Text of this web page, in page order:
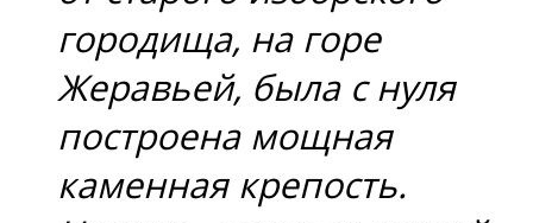
городища, на горе
Жеравьей, была с нуля
построена мощная
каменная крепость.